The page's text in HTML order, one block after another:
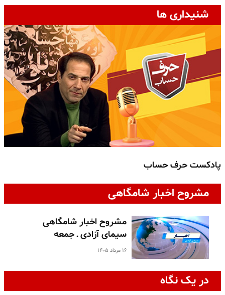
شنیداری ها
پادکست حرف حساب
مشروح اخبار شامگاهی
مشروح اخبار شامگاهی
سیمای آزادی ـ جمعه
۱۶ مرداد ۱۴۰۵
در یک نگاه